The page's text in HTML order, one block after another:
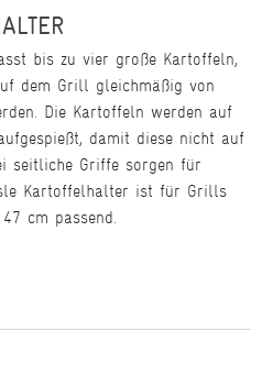
bis zu vier große Kartoffeln,
dem Grill gleichmäßig von
Die Kartoffeln werden auf
damit diese nicht auf
seitliche Griffe sorgen für
Kartoffelhalter ist für Grills
cm passend.